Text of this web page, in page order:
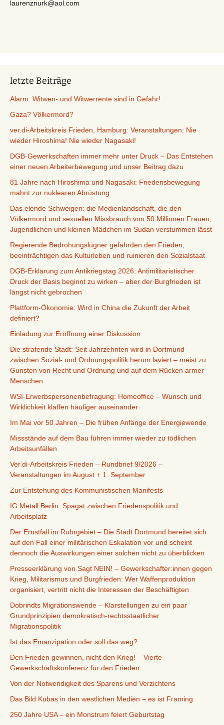
laurenznurk@aol.com
letzte Beiträge
Alarm: Witwen- und Witwerrente sind in Gefahr!
Gaza? Völkermord?
ver.di-Arbeitskreis Frieden, Hamburg: Veranstaltungen: Nie
wieder Hiroshima! Nie wieder Nagasaki!
DGB-Gewerkschaften immer mehr unter Druck – Das Entstehen
einer neuen Arbeiterbewegung und unser Beitrag dazu
81 Jahre nach Hiroshima und Nagasaki: Friedensbewegung
mahnt zur nuklearen Abrüstung
Das elende Schweigen: die Medienlandschaft, die den
Völkermord und sexuellen Missbrauch von 50 Millionen Frauen,
Jugendlichen und kleinen Mädchen im Sudan verstummen lässt
Regierende Bedrohungslügner gefährden den Frieden,
beeinträchtigen das Kulturleben und ruinieren den Sozialstaat
DGB-Erklärung zum Antikriegstag 2026: Antimilitaristischer
Druck der Basis beginnt zu wirken – aber der Burgfrieden ist
längst nicht gebrochen
Plattform-Ökonomie: Wird in China die Zukunft der Arbeit
definiert?
Einladung zur Eröffnung einer Diskussion
Die strafende Stadt: Seit Jahrzehnten wird in Dortmund
zwischen Sozial- und Ordnungspolitik herum laviert – meist zu
Gunsten von Recht und Ordnung und auf dem Rücken armer
Menschen
WSI-Erwerbspersonenbefragung: Homeoffice – Wunsch und
Wirklichkeit klaffen häufiger auseinander
Im Mai vor 50 Jahren – Die frühen Anfänge der Energiewende
Missstände auf dem Bau führen immer wieder zu tödlichen
Arbeitsunfällen
Ver.di-Arbeitskreis Frieden – Rundbrief 9/2026 –
Veranstaltungen im August + 1. September
Zur Entstehung des Kommunistischen Manifests
IG Metall Berlin: Spagat zwischen Friedenspolitik und
Arbeitsplatz
Der Ernstfall im Ruhrgebiet – Die Stadt Dortmund bereitet sich
auf den Fall einer militärischen Eskalation vor und scheint
dennoch die Auswirkungen einer solchen nicht zu überblicken
Presseerklärung von Sagt NEIN! – Gewerkschafter:innen gegen
Krieg, Militarismus und Burgfrieden: Wer Waffenproduktion
organisiert, vertritt nicht die Interessen der Beschäftigten
Dobrindts Migrationswende – Klarstellungen zu ein paar
Grundprinzipien demokratisch-rechtsstaatlicher
Migrationspolitik
Ist das Emanzipation oder soll das weg?
Den Frieden gewinnen, nicht den Krieg! – Vierte
Gewerkschaftskonferenz für den Frieden
Von der Notwendigkeit des Sparens und Verzichtens
Das Bild Kubas in den westlichen Medien – es ist Framing
250 Jahre USA – ein Monstrum feiert Geburtstag